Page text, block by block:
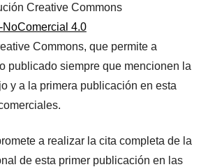
Creative Commons
4.0
Commons, que permite a
publicado siempre que mencionen la
y a la primera publicación en esta
a realizar la cita completa de la
de esta primer publicación en las